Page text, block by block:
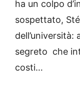
ha un colpo
sospettato,
dell’università:
segreto che
costi…